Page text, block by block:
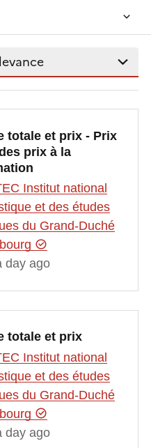
totale et prix - Prix
prix à la
Institut national
et des études
du Grand-Duché
day ago
totale et prix
Institut national
et des études
du Grand-Duché
day ago